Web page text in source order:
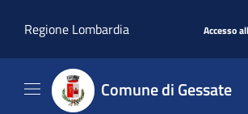
Regione Lombardia
Accesso
Comune di Gessate